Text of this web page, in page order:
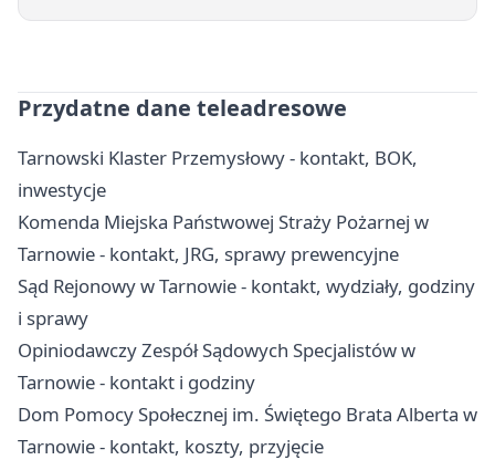
Przydatne dane teleadresowe
Tarnowski Klaster Przemysłowy - kontakt, BOK,
inwestycje
Komenda Miejska Państwowej Straży Pożarnej w
Tarnowie - kontakt, JRG, sprawy prewencyjne
Sąd Rejonowy w Tarnowie - kontakt, wydziały, godziny
i sprawy
Opiniodawczy Zespół Sądowych Specjalistów w
Tarnowie - kontakt i godziny
Dom Pomocy Społecznej im. Świętego Brata Alberta w
Tarnowie - kontakt, koszty, przyjęcie